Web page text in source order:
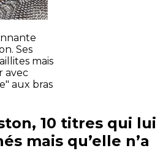
Ses
mais
avec
aux bras
10 titres qui lui
mais qu’elle n’a